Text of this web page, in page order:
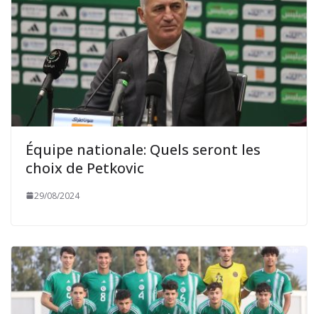
Équipe nationale: Quels seront les
choix de Petkovic
29/08/2024